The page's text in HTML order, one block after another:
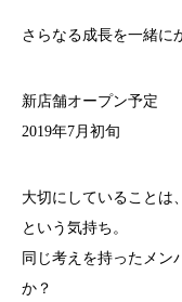
さらなる成長を一緒に
新店舗オープン予定
2019年7月初旬
大切にしていることは
という気持ち。
同じ考えを持ったメン
か？